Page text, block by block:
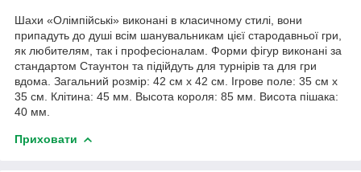
Шахи «Олімпійські» виконані в класичному стилі, вони
припадуть до душі всім шанувальникам цієї стародавньої гри,
як любителям, так і професіоналам. Форми фігур виконані за
стандартом Стаунтон та підійдуть для турнірів та для гри
вдома. Загальний розмір: 42 см х 42 см. Ігрове поле: 35 см х
35 см. Клітина: 45 мм. Высота короля: 85 мм. Висота пішака:
40 мм.
Приховати